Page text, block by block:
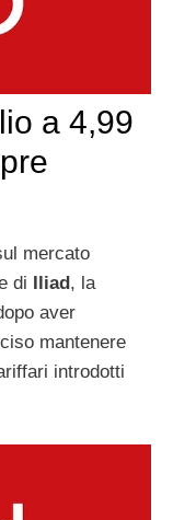
a 4,99
mercato
di
Iliad , la
aver
mantenere
introdotti